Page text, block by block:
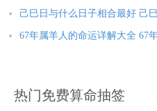
因为丙寅是火自处于长生的位
金，那是劳苦的命。
己巳日与什么日子相合最好 己
67年属羊人的命运详解大全 67
热门免费算命抽签